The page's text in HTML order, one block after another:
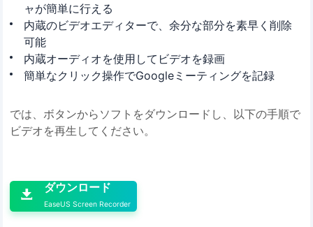
ャが簡単に行える
内蔵のビデオエディターで、余分な部分を素早く削除
可能
内蔵オーディオを使用してビデオを録画
簡単なクリック操作でGoogleミーティングを記録
では、ボタンからソフトをダウンロードし、以下の手順で
ビデオを再生してください。
 ダウンロード
EaseUS Screen Recorder